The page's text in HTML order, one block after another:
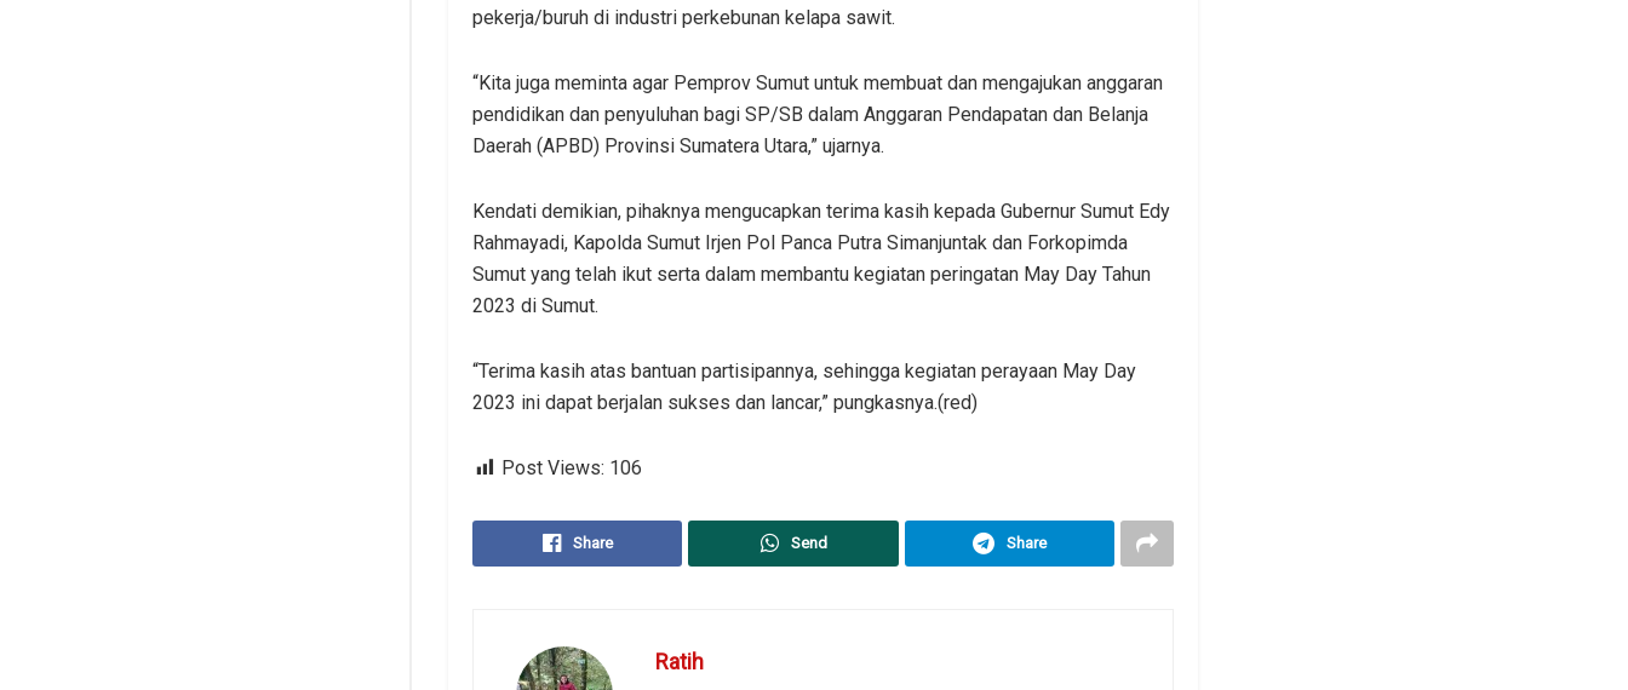
pekerja/buruh di industri perkebunan kelapa sawit.
“Kita juga meminta agar Pemprov Sumut untuk membuat dan mengajukan anggaran
pendidikan dan penyuluhan bagi SP/SB dalam Anggaran Pendapatan dan Belanja
Daerah (APBD) Provinsi Sumatera Utara,” ujarnya.
Kendati demikian, pihaknya mengucapkan terima kasih kepada Gubernur Sumut Edy
Rahmayadi, Kapolda Sumut Irjen Pol Panca Putra Simanjuntak dan Forkopimda
Sumut yang telah ikut serta dalam membantu kegiatan peringatan May Day Tahun
2023 di Sumut.
“Terima kasih atas bantuan partisipannya, sehingga kegiatan perayaan May Day
2023 ini dapat berjalan sukses dan lancar,” pungkasnya.(red)
Post Views: 106
Share Send Share
Ratih